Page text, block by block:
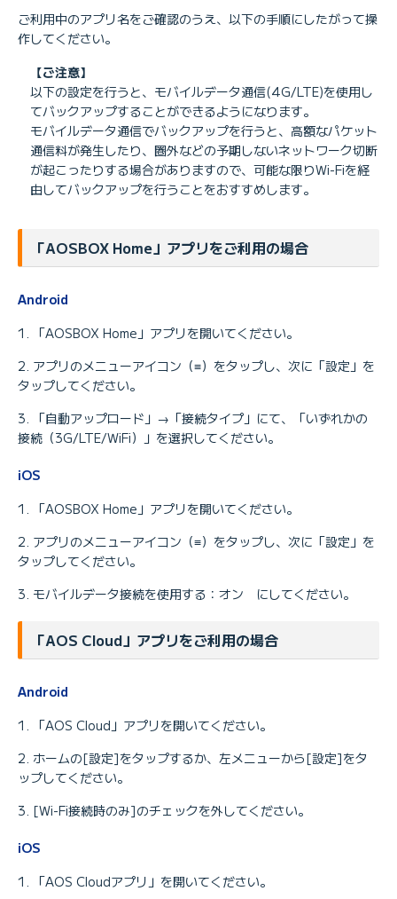
ご利用中のアプリ名をご確認のうえ、以下の手順にしたがって操
作してください。
【ご注意】
以下の設定を行うと、モバイルデータ通信(4G/LTE)を使用し
てバックアップすることができるようになります。
モバイルデータ通信でバックアップを行うと、高額なパケット
通信料が発生したり、圏外などの予期しないネットワーク切断
が起こったりする場合がありますので、可能な限りWi-Fiを経
由してバックアップを行うことをおすすめします。
「AOSBOX Home」アプリをご利用の場合
Android
「AOSBOX Home」アプリを開いてください。
アプリのメニューアイコン（≡）をタップし、次に「設定」を
タップしてください。
「自動アップロード」→「接続タイプ」にて、「いずれかの
接続（3G/LTE/WiFi）」を選択してください。
iOS
「AOSBOX Home」アプリを開いてください。
アプリのメニューアイコン（≡）をタップし、次に「設定」を
タップしてください。
モバイルデータ接続を使用する：オン にしてください。
「AOS Cloud」アプリをご利用の場合
Android
「AOS Cloud」アプリを開いてください。
ホームの[設定]をタップするか、左メニューから[設定]をタ
ップしてください。
[Wi-Fi接続時のみ]のチェックを外してください。
iOS
「AOS Cloudアプリ」を開いてください。